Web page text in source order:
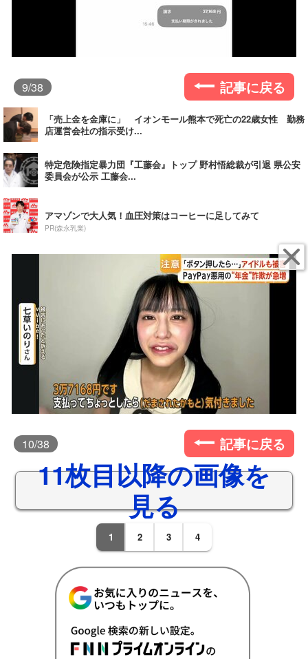
9/38 記事に戻る
「売上金を金庫に」 イオンモール熊本で死亡の22歳女性 勤務
店運営会社の指示受け...
特定危険指定暴力団『工藤会』トップ 野村悟総裁が引退 県公安
委員会が公示 工藤会...
アマゾンで大人気！血圧対策はコーヒーに足してみて
PR(森永乳業)
10/38 記事に戻る
11枚目以降の画像を
見る
1 2 3 4